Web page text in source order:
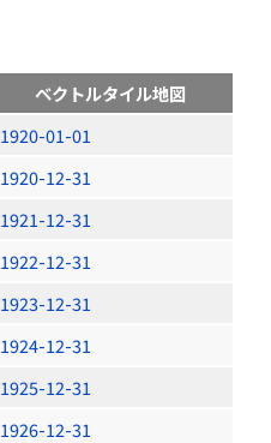
ベクトルタイル地図
1920-01-01
1920-12-31
1921-12-31
1922-12-31
1923-12-31
1924-12-31
1925-12-31
1926-12-31